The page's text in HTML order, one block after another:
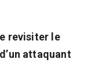
revisiter le
attaquant